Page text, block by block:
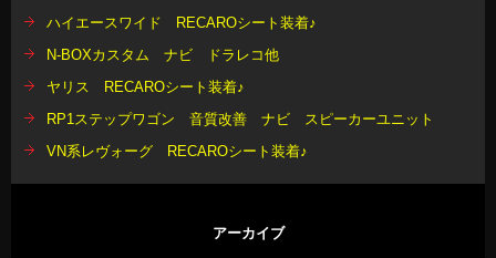
ハイエースワイド RECAROシート装着♪
N-BOXカスタム ナビ ドラレコ他
ヤリス RECAROシート装着♪
RP1ステップワゴン 音質改善 ナビ スピーカーユニット
VN系レヴォーグ RECAROシート装着♪
アーカイブ